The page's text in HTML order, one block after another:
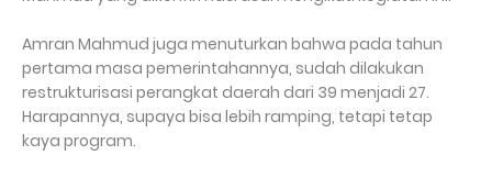
Amran Mahmud juga menuturkan bahwa pada tahun
pertama masa pemerintahannya, sudah dilakukan
restrukturisasi perangkat daerah dari 39 menjadi 27.
Harapannya, supaya bisa lebih ramping, tetapi tetap
kaya program.